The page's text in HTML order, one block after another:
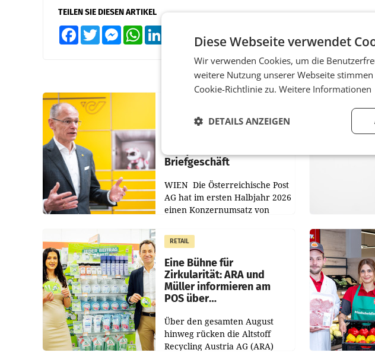
TEILEN SIE DIESEN ARTIKEL
FacebookTwitter MessengerWhatsApp
Österreichische Post:
Briefgeschäft
WIEN Die Österreichische Post
AG hat im ersten Halbjahr 2026
einen Konzernumsatz von
erwirtschaftet, was einem Plus
von 3,8 Prozent gegenüber
dem Vergleichszeitraum
RETAIL
Eine Bühne für
Zirkularität: ARA und
Müller informieren am
POS über
Über den gesamten August
hinweg rücken die Altstoff
Recycling Austria AG (ARA)
Diese Webseite verwendet
Wir verwenden Cookies, um die
weitere Nutzung unserer Webseite
Cookie-Richtlinie zu. Weitere Informationen
DETAILS ANZEIGEN